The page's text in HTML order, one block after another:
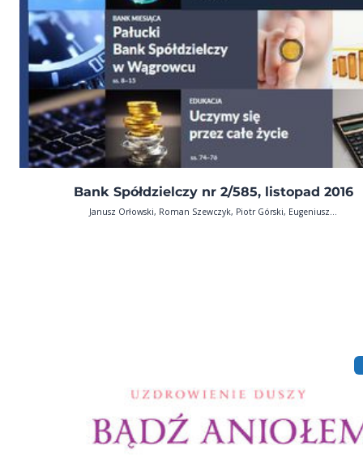
Bank Spółdzielczy nr 2/585, listopad 2016
Janusz Orłowski, Roman Szewczyk, Piotr Górski, Eugeniusz...